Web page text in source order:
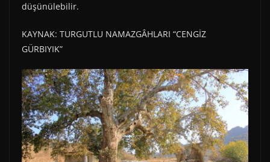
düşünülebilir.
KAYNAK: TURGUTLU NAMAZGÂHLARI “CENGİZ
GÜRBIYIK”